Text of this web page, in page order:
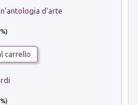
d'arte
carrello